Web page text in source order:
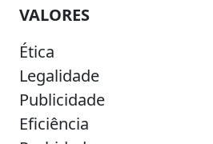
VALORES
Ética
Legalidade
Publicidade
Eficiência